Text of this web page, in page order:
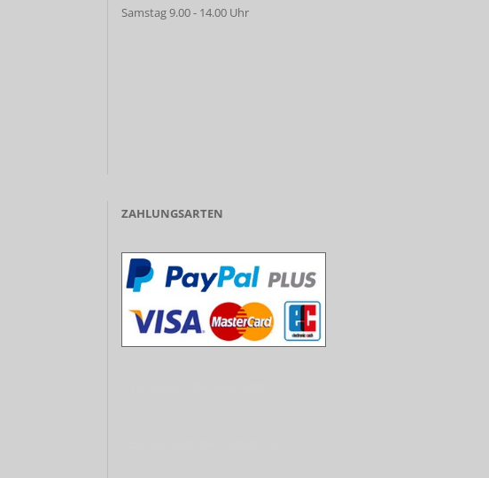
Samstag 9.00 - 14.00 Uhr
ZAHLUNGSARTEN